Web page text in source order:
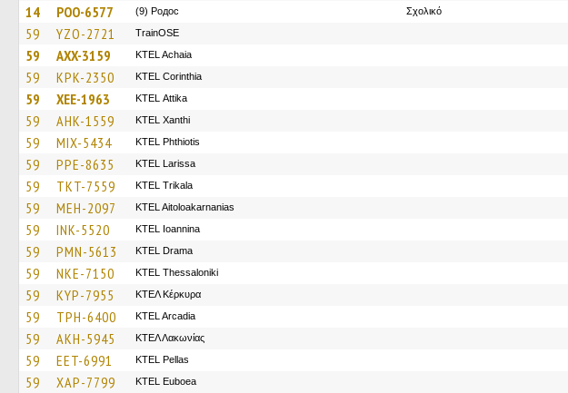
14 POO-6577 (9) Родос Σχολικό
59 YZO-2721 TrainΟSE
59 AXX-3159 KTEL Achaia
59 KPK-2350 KTEL Corinthia
59 XEE-1963 KΤΕL Αttika
59 AHK-1559 KTEL Xanthi
59 MIX-5434 ΚΤΕL Phthiotis
59 PPE-8635 KTEL Larissa
59 TKT-7559 ΚΤΕL Τrikala
59 MEH-2097 KTEL Aitoloakarnanias
59 INK-5520 KTEL Ioannina
59 PMN-5613 KTEL Drama
59 NKE-7150 KTEL Thessaloniki
59 KYP-7955 ΚΤΕΛ Κέρκυρα
59 TPH-6400 KTEL Arcadia
59 AKH-5945 ΚΤΕΛ Λακωνίας
59 EET-6991 KTEL Pellas
59 XAP-7799 ΚΤΕL Euboea